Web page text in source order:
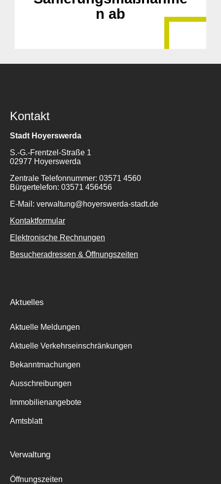
Suche
n ab
Kontakt
Stadt Hoyerswerda
S.-G.-Frentzel-Straße 1
02977 Hoyerswerda
Zentrale Telefonnummer: 03571 4560
Bürgertelefon: 03571 456456
E-Mail: verwaltung@hoyerswerda-stadt.de
Kontaktformular
Elektronische Rechnungen
Besucheradressen & Öffnungszeiten
Aktuelles
Aktuelle Meldungen
Aktuelle Verkehrseinschränkungen
Bekanntmachungen
Ausschreibungen
Immobilienangebote
Amtsblatt
Verwaltung
Öffnungszeiten